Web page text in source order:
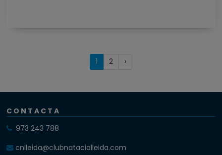
1 (current)
2 ›
CONTACTA
973 243 788
cnlleida@clubnataciolleida.com